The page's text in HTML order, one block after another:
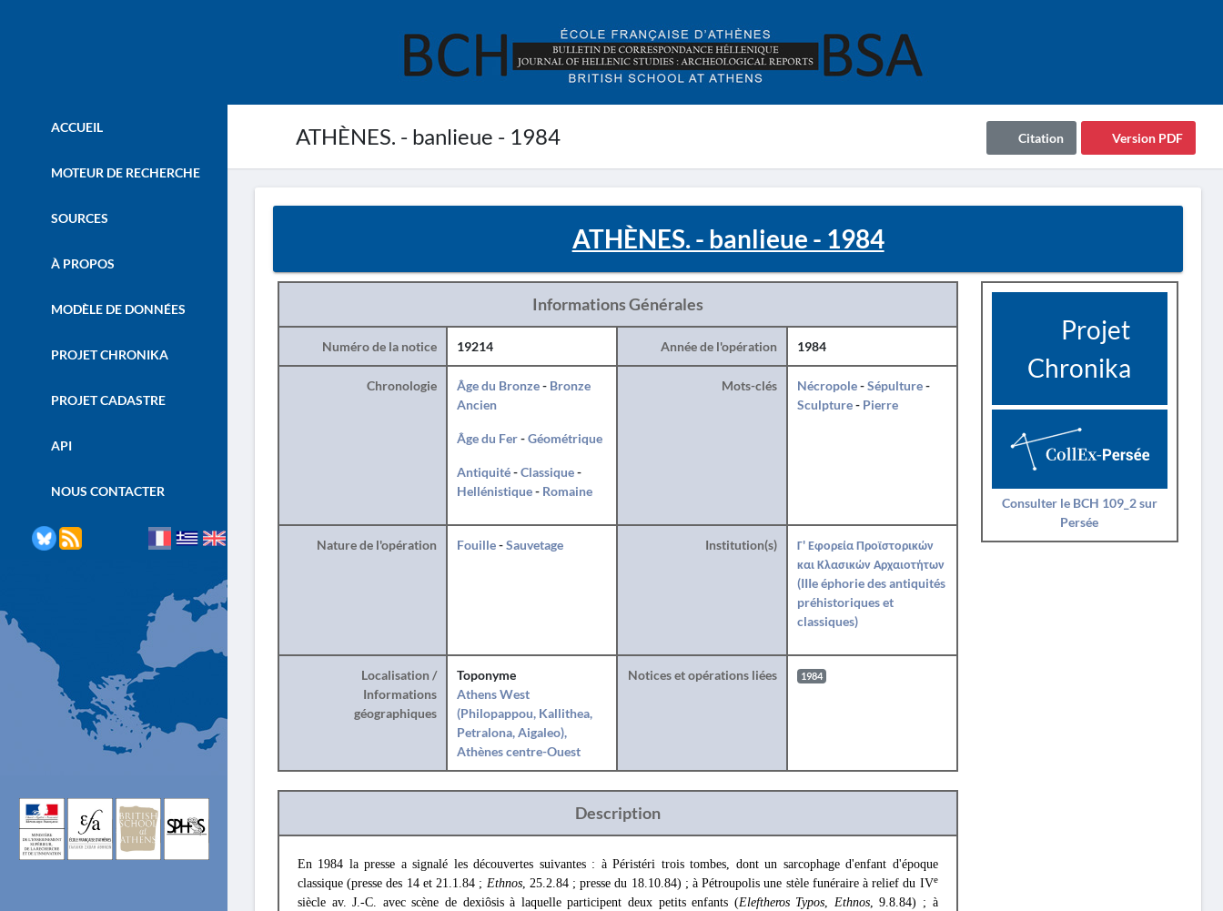
ATHÈNES. - banlieue - 1984 Version PDF
Citation
ACCUEIL
MOTEUR DE RECHERCHE
SOURCES
À PROPOS
MODÈLE DE DONNÉES
PROJET CHRONIKA
PROJET CADASTRE
API
NOUS CONTACTER
ATHÈNES. - banlieue - 1984
Informations Générales
Numéro de la notice 19214 Année de l'opération 1984
Chronologie Âge du Bronze- Bronze
Ancien
Âge du Fer-Géométrique
Antiquité-Classique-
Hellénistique- Romaine
Mots-clés Nécropole-Sépulture-
Sculpture- Pierre
Nature de l'opération Fouille-Sauvetage Institution(s)
Γ' Εφορεία Προϊστορικών
και Κλασικών Αρχαιοτήτων
(IIIe éphorie des antiquités
préhistoriques et
classiques)
Localisation /
Informations
géographiques
Toponyme
Athens West
(Philopappou, Kallithea,
Petralona, Aigaleo),
Athènes centre-Ouest
Notices et opérations liées 1984
Description
En 1984 la presse a signalé les découvertes suivantes : à Péristéri trois tombes, dont un sarcophage d'enfant d'époque
classique (presse des 14 et 21.1.84 ; Ethnos, 25.2.84 ; presse du 18.10.84) ; à Pétroupolis une stèle funéraire à relief du IVe
siècle av. J.-C. avec scène de dexiôsis à laquelle participent deux petits enfants (Eleftheros Typos, Ethnos, 9.8.84) ; à
Projet
Chronika
Consulter le BCH 109_2 sur
Persée